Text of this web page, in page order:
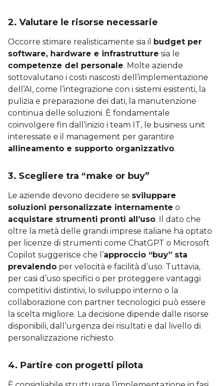
2. Valutare le risorse necessarie
Occorre stimare realisticamente sia il budget per
software, hardware e infrastrutture sia le
competenze del personale. Molte aziende
sottovalutano i costi nascosti dell’implementazione
dell’AI, come l’integrazione con i sistemi esistenti, la
pulizia e preparazione dei dati, la manutenzione
continua delle soluzioni. È fondamentale
coinvolgere fin dall’inizio i team IT, le business unit
interessate e il management per garantire
allineamento e supporto organizzativo.
3. Scegliere tra “make or buy”
Le aziende devono decidere se sviluppare
soluzioni personalizzate internamente o
acquistare strumenti pronti all’uso. Il dato che
oltre la metà delle grandi imprese italiane ha optato
per licenze di strumenti come ChatGPT o Microsoft
Copilot suggerisce che l’approccio “buy” sta
prevalendo per velocità e facilità d’uso. Tuttavia,
per casi d’uso specifici o per proteggere vantaggi
competitivi distintivi, lo sviluppo interno o la
collaborazione con partner tecnologici può essere
la scelta migliore. La decisione dipende dalle risorse
disponibili, dall’urgenza dei risultati e dal livello di
personalizzazione richiesto.
4. Partire con progetti pilota